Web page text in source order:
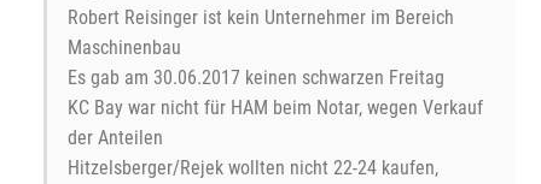
Robert Reisinger ist kein Unternehmer im Bereich
Maschinenbau
Es gab am 30.06.2017 keinen schwarzen Freitag
KC Bay war nicht für HAM beim Notar, wegen Verkauf
der Anteilen
Hitzelsberger/Rejek wollten nicht 22-24 kaufen,